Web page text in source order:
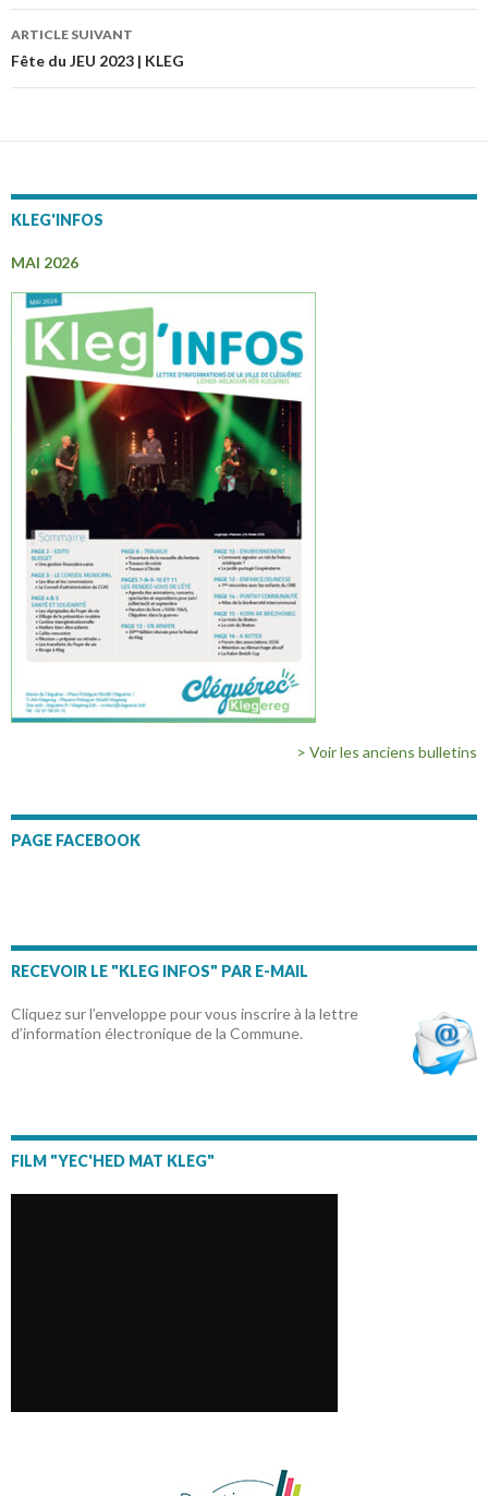
articles
ARTICLE SUIVANT
Fête du JEU 2023 | KLEG
KLEG'INFOS
MAI 2026
> Voir les anciens bulletins
PAGE FACEBOOK
RECEVOIR LE "KLEG INFOS" PAR E-MAIL
Cliquez sur l’enveloppe pour vous inscrire à la lettre
d’information électronique de la Commune.
FILM "YEC'HED MAT KLEG"